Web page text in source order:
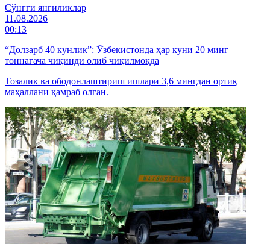
Cўнгги янгиликлар
11.08.2026
00:13
“Долзарб 40 кунлик”: Ўзбекистонда ҳар куни 20 минг
тоннагача чиқинди олиб чиқилмоқда
Тозалик ва ободонлаштириш ишлари 3,6 мингдан ортиқ
маҳаллани қамраб олган.